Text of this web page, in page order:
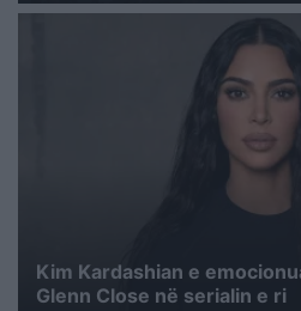
Kim Kardashian e
Glenn Close në serialin e ri